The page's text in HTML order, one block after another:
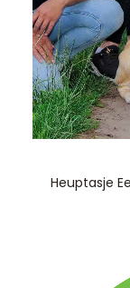
Heuptasje